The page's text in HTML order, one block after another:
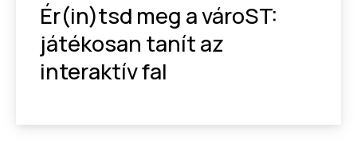
Ér(in)tsd meg a vároST:
játékosan tanít az
interaktív fal